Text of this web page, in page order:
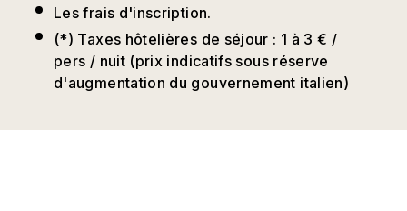
Les frais d'inscription.
(*) Taxes hôtelières de séjour : 1 à 3 € /
pers / nuit (prix indicatifs sous réserve
d'augmentation du gouvernement italien)